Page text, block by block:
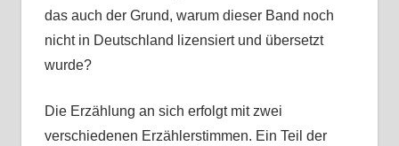
das auch der Grund, warum dieser Band noch
nicht in Deutschland lizensiert und übersetzt
wurde?
Die Erzählung an sich erfolgt mit zwei
verschiedenen Erzählerstimmen. Ein Teil der